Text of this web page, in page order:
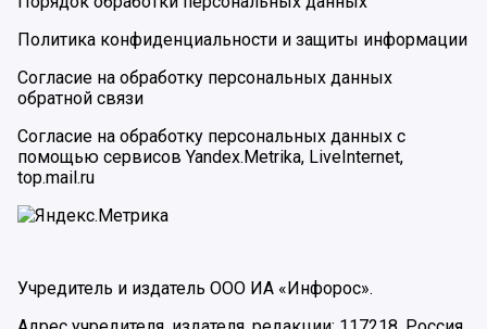
Политика конфиденциальности и защиты информации
Согласие на обработку персональных данных
обратной связи
Согласие на обработку персональных данных с
помощью сервисов Yandex.Metrika, LiveInternet,
top.mail.ru
Учредитель и издатель ООО ИА «Инфорос».